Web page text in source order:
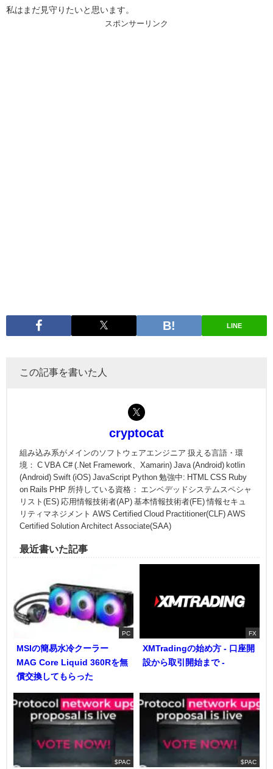
私はまだ見守りたいと思います。
スポンサーリンク
LINE
この記事を書いた人
cryptocat
組み込み系がメインのソフトウェアエンジニア 扱える言語・環
境： C VBA C# (.Net Framework、Xamarin) Java (Android) kotlin
(Android) Swift (iOS) JavaScript Python 勉強中: HTML CSS Ruby
on Rails PHP 所持している資格： エンベデッドシステムスペシャ
リスト(ES) 応用情報技術者(AP) 基本情報技術者(FE) 情報セキュ
リティマネジメント AWS Certified Cloud Practitioner(CLF) AWS
Certified Solution Architect Associate(SAA)
最近書いた記事
PC
MSIの簡易水冷クーラー
MAG Core Liquid 360Rを無
償交換してもらった
FX
XMTradingの始め方 - 口座開
設から取引開始まで -
$PAC $PAC